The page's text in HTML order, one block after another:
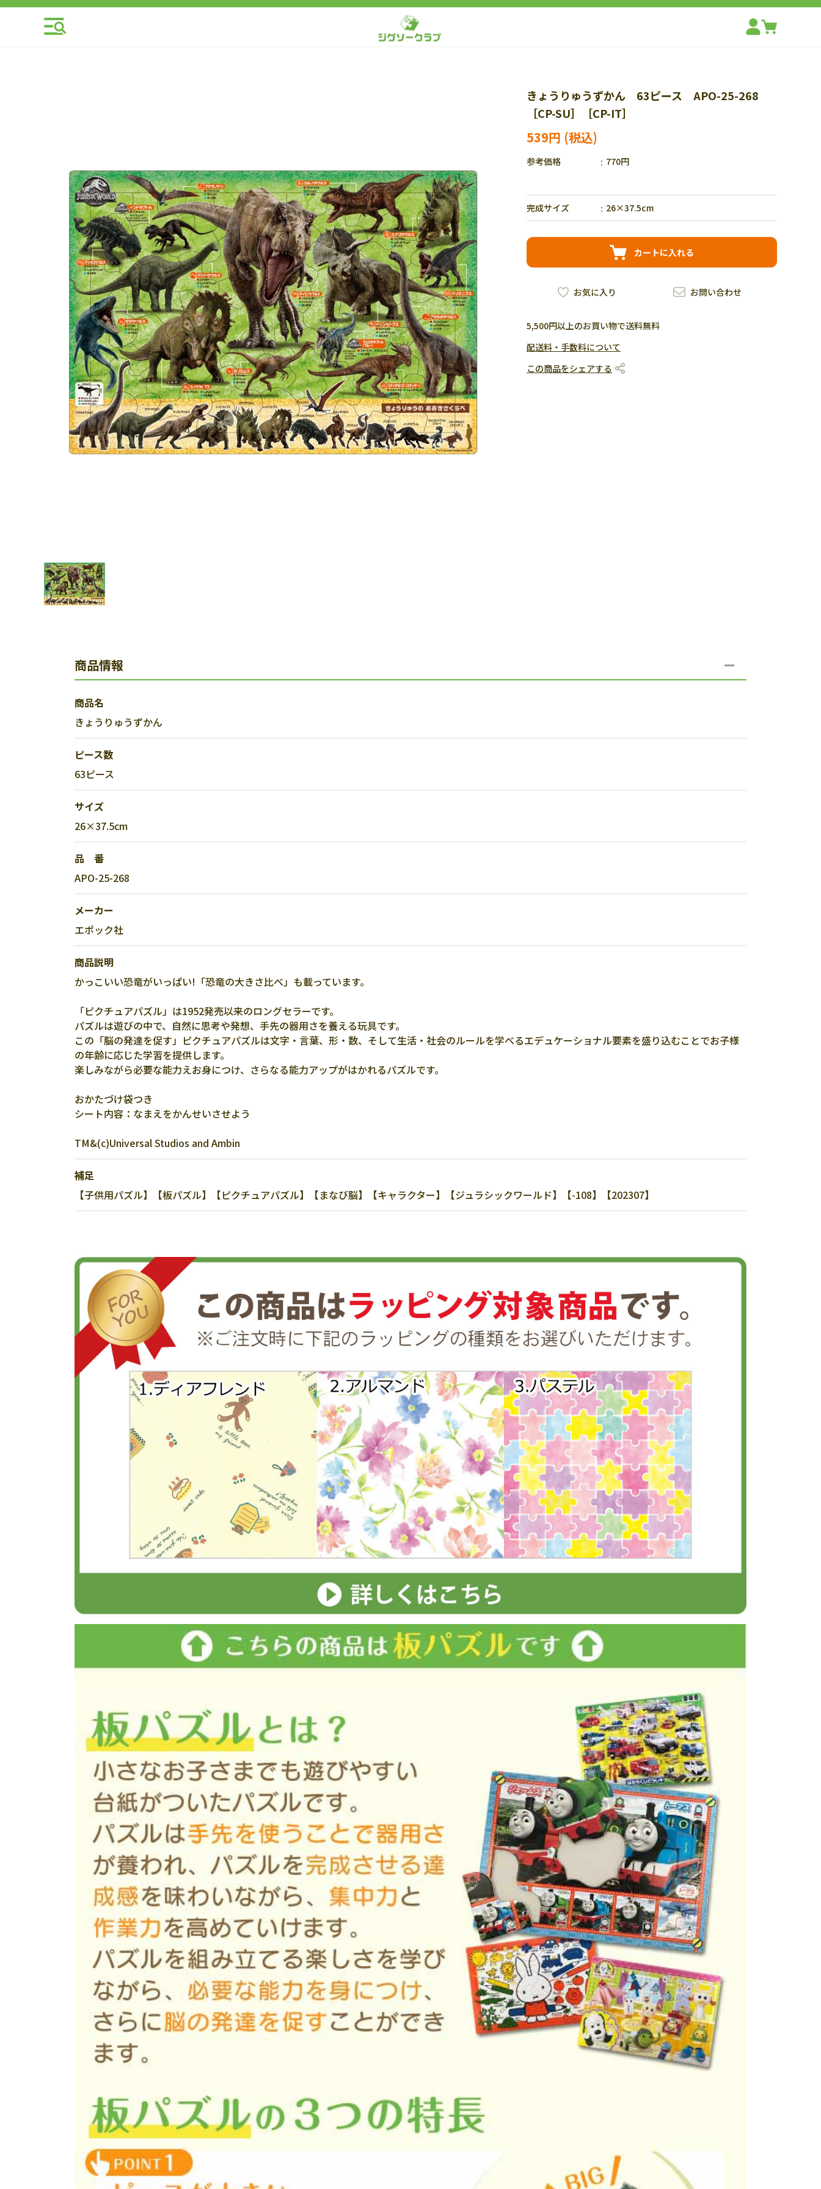
きょうりゅうずかん 63ピース APO-25-268
［CP-SU］［CP-IT］
539円
参考価格 770円
完成サイズ 26×37.5cm
カートに入れる
お問い合わせ
お気に入り
5,500円以上のお買い物で送料無料
配送料・手数料について
この商品をシェアする
商品情報
商品名
きょうりゅうずかん
ピース数
63ピース
サイズ
26×37.5cm
品 番
APO-25-268
メーカー
エポック社
商品説明
かっこいい恐竜がいっぱい!「恐竜の大きさ比べ」も載っています。
「ピクチュアパズル」は1952発売以来のロングセラーです。
パズルは遊びの中で、自然に思考や発想、手先の器用さを養える玩具です。
この「脳の発達を促す」ピクチュアパズルは文字・言葉、形・数、そして生活・社会のルールを学べるエデュケーショナル要素を盛り込むことでお子様
の年齢に応じた学習を提供します。
楽しみながら必要な能力えお身につけ、さらなる能力アップがはかれるパズルです。
おかたづけ袋つき
シート内容：なまえをかんせいさせよう
TM&(c)Universal Studios and Ambin
補足
【子供用パズル】【板パズル】【ピクチュアパズル】【まなび脳】【キャラクター】【ジュラシックワールド】【-108】【202307】